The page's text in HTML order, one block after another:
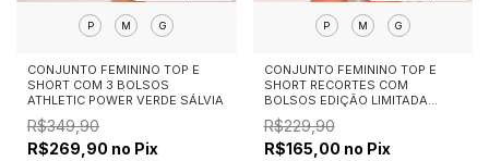
P M G
CONJUNTO FEMININO TOP E
SHORT COM 3 BOLSOS
ATHLETIC POWER VERDE SÁLVIA
R$349,90
R$269,90 no Pix
P M G
CONJUNTO FEMININO TOP E
SHORT RECORTES COM
BOLSOS EDIÇÃO LIMITADA
BRASIL AZUL
R$229,90
R$165,00 no Pix